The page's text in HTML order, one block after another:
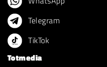
Telegram
TikTok
Totmedia